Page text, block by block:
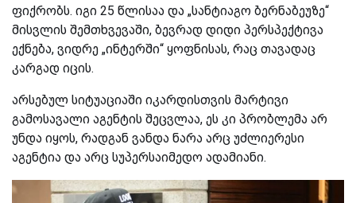
ფიქრობს. იგი 25 წლისაა და „სანტიაგო ბერნაბეუზე“
მისვლის შემთხვევაში, ბევრად დიდი პერსპექტივა
ექნება, ვიდრე „ინტერში“ ყოფნისას, რაც თავადაც
კარგად იცის.
არსებულ სიტუაციაში იკარდისთვის მარტივი
გამოსავალი აგენტის შეცვლაა, ეს კი პრობლემა არ
უნდა იყოს, რადგან ვანდა ნარა არც უძლიერესი
აგენტია და არც სუპერსაიმედო ადამიანი.